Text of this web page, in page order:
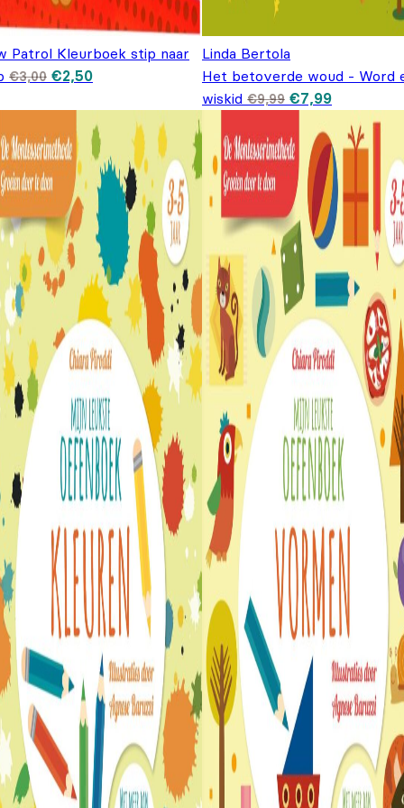
Patrol Kleurboek stip naar
€3,00 Oorspronkelijke prijs was: €3,00.
€2,50Huidige prijs is: €2,50.
Linda Bertola
Het betoverde woud - Word
wiskid €9,99 Oorspronkelijke
prijs was:
€7,99Huidige
prijs is:
€7,99.